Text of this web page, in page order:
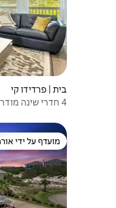
בית | פרדידו קי
4 חדרי שינה
מועדף על ידי
מועדף על ידי